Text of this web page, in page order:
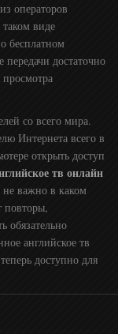
операторов
виде
бесплатном
достаточно
со всего мира.
Интернета всего в
открыть доступ
тв онлайн
не важно в каком
повторы,
обязательно
английское тв
доступно для